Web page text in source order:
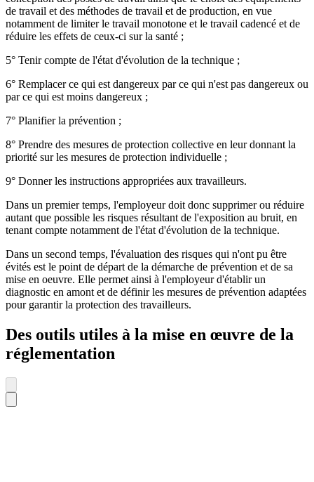
de travail et des méthodes de travail et de production, en vue
notamment de limiter le travail monotone et le travail cadencé et de
réduire les effets de ceux-ci sur la santé ;
5° Tenir compte de l'état d'évolution de la technique ;
6° Remplacer ce qui est dangereux par ce qui n'est pas dangereux ou
par ce qui est moins dangereux ;
7° Planifier la prévention ;
8° Prendre des mesures de protection collective en leur donnant la
priorité sur les mesures de protection individuelle ;
9° Donner les instructions appropriées aux travailleurs.
Dans un premier temps, l'employeur doit donc supprimer ou réduire
autant que possible les risques résultant de l'exposition au bruit, en
tenant compte notamment de l'état d'évolution de la technique.
Dans un second temps, l'évaluation des risques qui n'ont pu être
évités est le point de départ de la démarche de prévention et de sa
mise en oeuvre. Elle permet ainsi à l'employeur d'établir un
diagnostic en amont et de définir les mesures de prévention adaptées
pour garantir la protection des travailleurs.
Des outils utiles à la mise en œuvre de la
réglementation